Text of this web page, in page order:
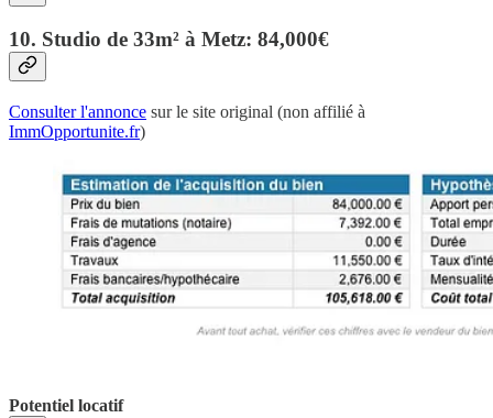
10. Studio de 33m² à Metz: 84,000€
Consulter l'annonce sur le site original (non affilié à
ImmOpportunite.fr)
Potentiel locatif